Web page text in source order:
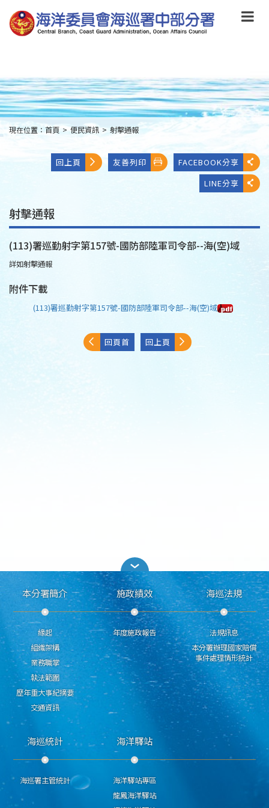
到
主
要
to
main
content
:::
現在位置： 首頁 > 便民資訊 > 射擊通報
回上頁 友善列印
FACEBOOK分享
LINE分享
射擊通報
(113)署巡勤射字第157號-國防部陸軍司令部--海(空)域
詳如射擊通報
附件下載
(113)署巡勤射字第157號-國防部陸軍司令部--海(空)域
回頁首 回上頁
本分署簡介
緣起
組織架構
業務職掌
執法範圍
歷年重大事紀摘要
交通資訊
施政績效
年度施政報告
海巡法規
法規訊息
本分署辦理國家賠償
事件處理情形統計
海巡統計
海巡署主管統計
海洋驛站
海洋驛站專區
龍鳳海洋驛站